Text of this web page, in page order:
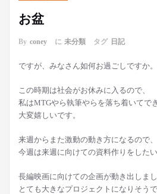
お盆
By coney に 未分類 タグ 日記
ですが、みなさん如何お過ごしですか。
この時期は社会がお休みに入るので、
私はMTGやら執筆やらを落ち着いてで
大変嬉しいです。
来週からまた激動の動き方になるので、
今週は来週に向けての資料作りをしたい
長編映画に向けての企画が動き出しまし
とても大きなプロジェクトになりそう